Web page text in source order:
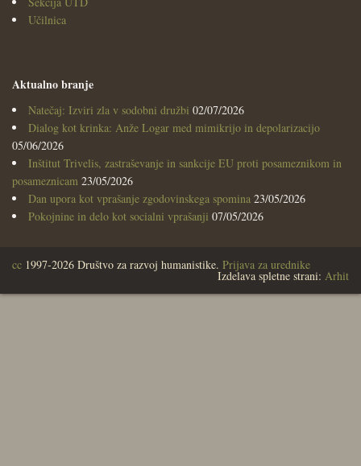
Učilnica
Aktualno branje
Natečaj: Izviri zla v sodobni družbi 02/07/2026
Dialog kot krinka: Anže Logar med mimikrijo in depolarizacijo
05/06/2026
Inštitut Trivelis, zastraševanje in sankcije EU proti posameznikom in
posameznicam 23/05/2026
Dan upora kot vprašanje zgodovinskega spomina 23/05/2026
Pokojnine in delo kot socialni vprašanji 07/05/2026
cc 1997-2026 Društvo za razvoj humanistike. Prijava za urednike
Izdelava spletne strani: Arhit